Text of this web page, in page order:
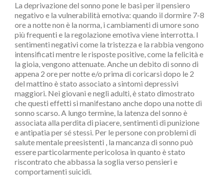
La deprivazione del sonno pone le basi per il pensiero
negativo e la vulnerabilità emotiva: quando il dormire 7-8
ore a notte non è la norma, i cambiamenti di umore sono
più frequenti e la regolazione emotiva viene interrotta. I
sentimenti negativi come la tristezza e la rabbia vengono
intensificati mentre le risposte positive, come la felicità e
la gioia, vengono attenuate. Anche un debito di sonno di
appena 2 ore per notte e/o prima di coricarsi dopo le 2
del mattino è stato associato a sintomi depressivi
maggiori. Nei giovani e negli adulti, è stato dimostrato
che questi effetti si manifestano anche dopo una notte di
sonno scarso. A lungo termine, la latenza del sonno è
associata alla perdita di piacere, sentimenti di punizione
e antipatia per sé stessi. Per le persone con problemi di
salute mentale preesistenti , la mancanza di sonno può
essere particolarmente pericolosa in quanto è stato
riscontrato che abbassa la soglia verso pensieri e
comportamenti suicidi.